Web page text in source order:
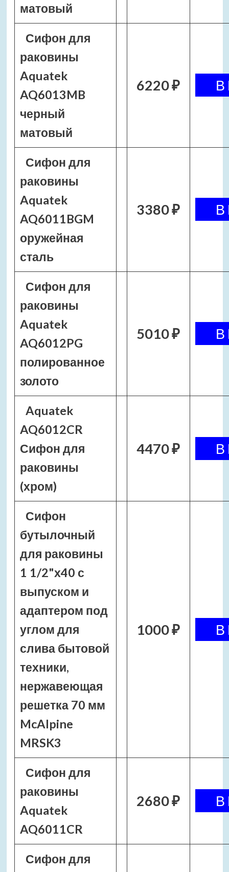
матовый
Сифон для
раковины
Aquatek
AQ6013MB
черный
матовый
6220 ₽
Сифон для
раковины
Aquatek
AQ6011BGM
оружейная
сталь
3380 ₽
Сифон для
раковины
Aquatek
AQ6012PG
полированное
золото
5010 ₽
Aquatek
AQ6012CR
Сифон для
раковины
(хром)
4470 ₽
Сифон
бутылочный
для раковины
1 1/2"х40 с
выпуском и
адаптером под
углом для
слива бытовой
техники,
нержавеющая
решетка 70 мм
McAlpine
MRSK3
1000 ₽
Сифон для
раковины
Aquatek
AQ6011CR
2680 ₽
Сифон для